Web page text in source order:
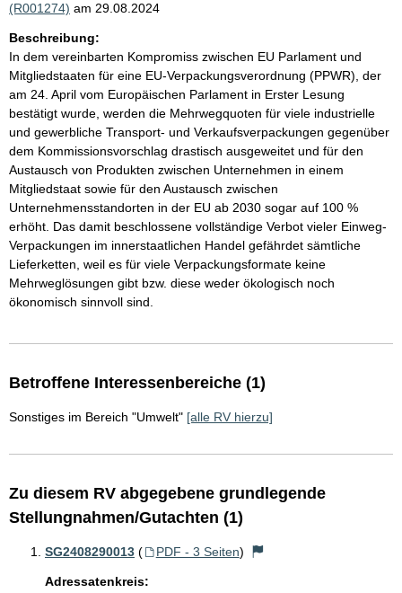
(R001274) am 29.08.2024
Beschreibung:
In dem vereinbarten Kompromiss zwischen EU Parlament und
Mitgliedstaaten für eine EU-Verpackungsverordnung (PPWR), der
am 24. April vom Europäischen Parlament in Erster Lesung
bestätigt wurde, werden die Mehrwegquoten für viele industrielle
und gewerbliche Transport- und Verkaufsverpackungen gegenüber
dem Kommissionsvorschlag drastisch ausgeweitet und für den
Austausch von Produkten zwischen Unternehmen in einem
Mitgliedstaat sowie für den Austausch zwischen
Unternehmensstandorten in der EU ab 2030 sogar auf 100 %
erhöht. Das damit beschlossene vollständige Verbot vieler Einweg-
Verpackungen im innerstaatlichen Handel gefährdet sämtliche
Lieferketten, weil es für viele Verpackungsformate keine
Mehrweglösungen gibt bzw. diese weder ökologisch noch
ökonomisch sinnvoll sind.
Betroffene Interessenbereiche (1)
Sonstiges im Bereich "Umwelt" [alle RV hierzu]
Zu diesem RV abgegebene grundlegende
Stellungnahmen/Gutachten (1)
SG2408290013 ( PDF - 3 Seiten)
Adressatenkreis: